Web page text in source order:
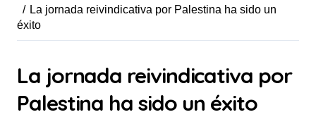
La jornada reivindicativa por Palestina ha sido un
éxito
La jornada reivindicativa por
Palestina ha sido un éxito